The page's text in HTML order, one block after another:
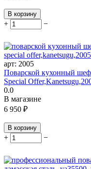
В корзину
+ −
арт: 2005
Поварской кухонный
Special
0.0
В магазине
6 950 ₽
В корзину
+ −